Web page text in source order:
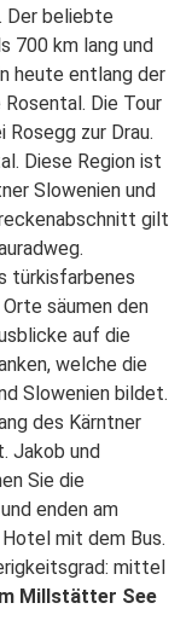
– Zwischen
Millstätter See
Der beliebte
700 km lang und
heute entlang der
Rosental. Die Tour
zur Drau.
Diese Region ist
Slowenien und
gilt
türkisfarbenes
säumen den
auf die
welche die
Slowenien bildet.
des Kärntner
Jakob und
Sie die
enden am
mit dem Bus.
mittel
Millstätter See
Über
auf unsere
Handy,
lege los!
und
Sobald ein
er dir hier
unseren
melde